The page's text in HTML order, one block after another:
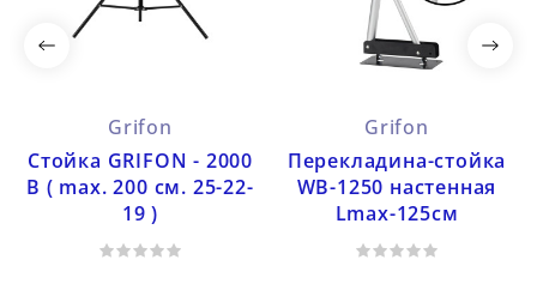
Grifon
Стойка GRIFON - 2000
В ( max. 200 см. 25-22-
19 )
Grifon
Перекладина-стойка
WB-1250 настенная
Lmax-125cм